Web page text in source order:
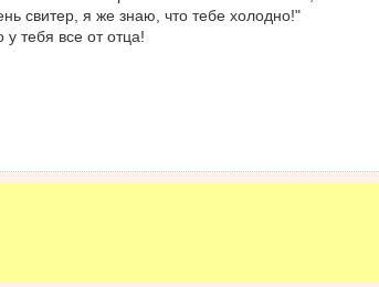
я же знаю, что тебе холодно!"
все от отца!